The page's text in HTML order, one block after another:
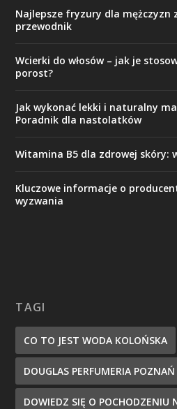
Najlepsze fryzury dla mężczyzn
przewodnik
Wcierki do włosów – jak je
porost?
Jak wykonać lekki i naturalny
Poradnik dla nastolatków
Witamina B5 dla zdrowej skóry:
Kluczowe informacje o
wyzwania
TAGI
CO TO JEST WODA KOLOŃSKA
DOUGLAS PERFUMERIA POZNAŃ
DOWIEDZ SIĘ O POCHODZENIU